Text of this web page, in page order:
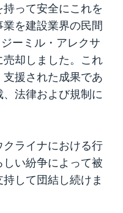
って安全にこれを
を建設業界の民間
ーミル・アレクサ
却しました。これ
援された成果であ
法律および規制に
ライナにおける行
い紛争によって被
して団結し続けま